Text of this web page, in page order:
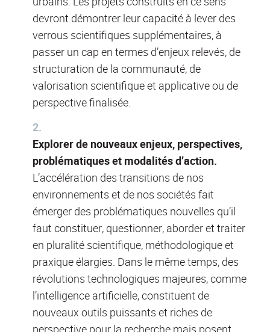
devront démontrer leur capacité à lever des
verrous scientifiques supplémentaires, à
passer un cap en termes d’enjeux relevés, de
structuration de la communauté, de
valorisation scientifique et applicative ou de
perspective finalisée.
Explorer de nouveaux enjeux, perspectives,
problématiques et modalités d’action.
L’accélération des transitions de nos
environnements et de nos sociétés fait
émerger des problématiques nouvelles qu’il
faut constituer, questionner, aborder et traiter
en pluralité scientifique, méthodologique et
praxique élargies. Dans le même temps, des
révolutions technologiques majeures, comme
l’intelligence artificielle, constituent de
nouveaux outils puissants et riches de
perspective pour la recherche mais posent